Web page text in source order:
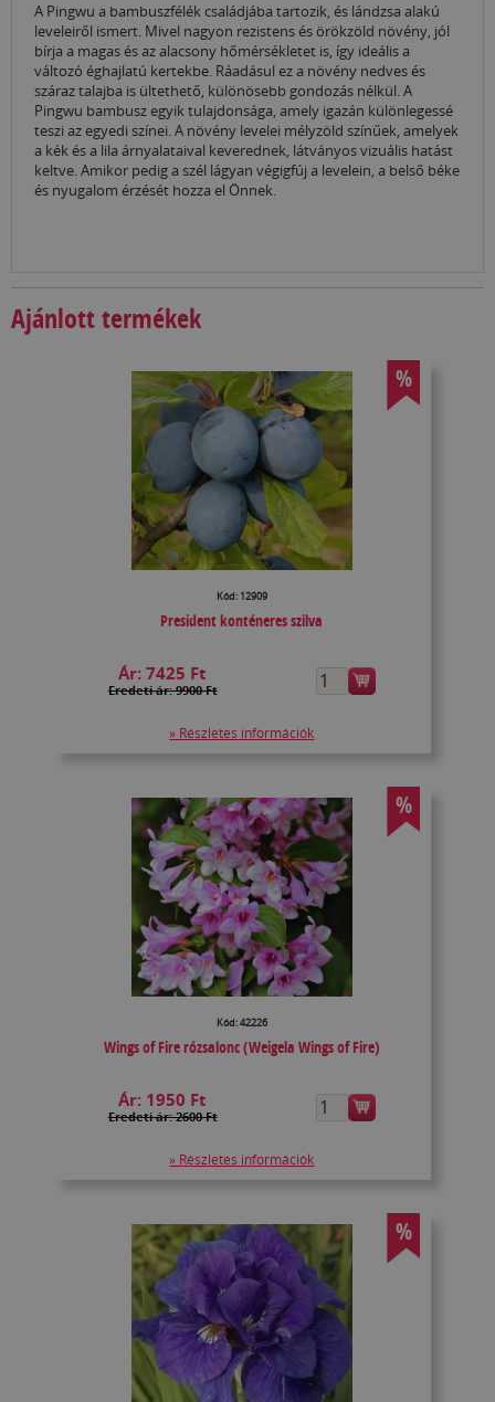
A Pingwu a bambuszfélék családjába tartozik, és lándzsa alakú
leveleiről ismert. Mivel nagyon rezistens és örökzöld növény, jól
bírja a magas és az alacsony hőmérsékletet is, így ideális a
változó éghajlatú kertekbe. Ráadásul ez a növény nedves és
száraz talajba is ültethető, különösebb gondozás nélkül. A
Pingwu bambusz egyik tulajdonsága, amely igazán különlegessé
teszi az egyedi színei. A növény levelei mélyzöld színűek, amelyek
a kék és a lila árnyalataival keverednek, látványos vizuális hatást
keltve. Amikor pedig a szél lágyan végigfúj a levelein, a belső béke
és nyugalom érzését hozza el Önnek.
Ajánlott termékek
%
Kód: 12909
President konténeres szilva
Ár:7425 Ft
Eredeti ár: 9900 Ft
» Részletes információk
%
Kód: 42226
Wings of Fire rózsalonc (Weigela Wings of Fire)
Ár: 1950 Ft
Eredeti ár: 2600 Ft
» Részletes információk
%